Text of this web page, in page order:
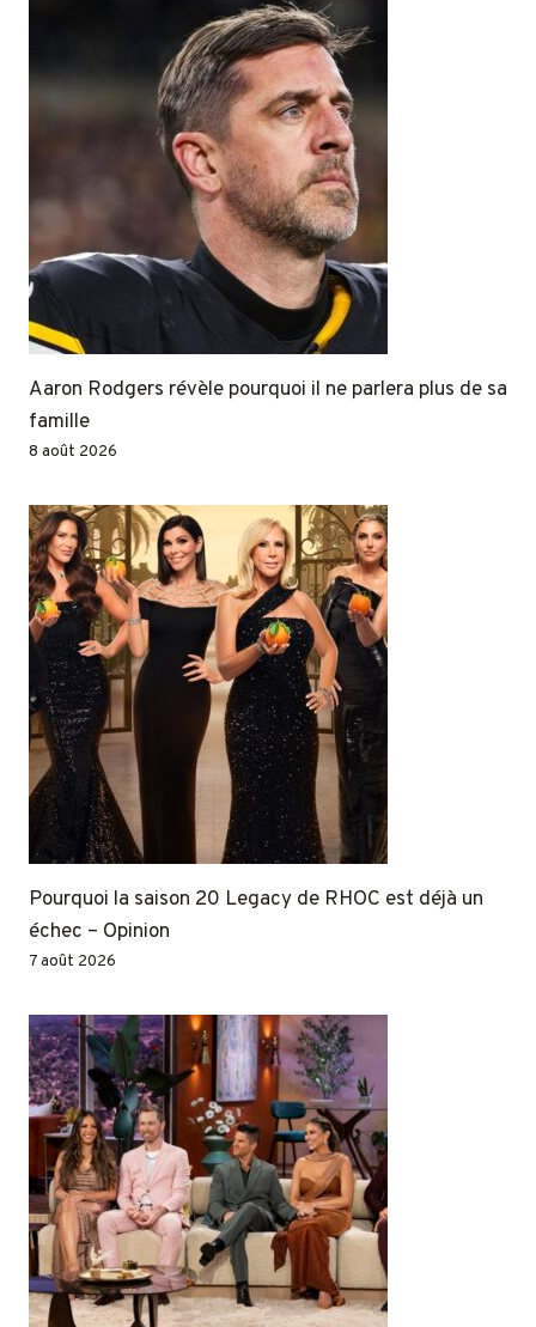
Aaron Rodgers révèle pourquoi il ne parlera plus de sa
famille
8 août 2026
Pourquoi la saison 20 Legacy de RHOC est déjà un
échec – Opinion
7 août 2026